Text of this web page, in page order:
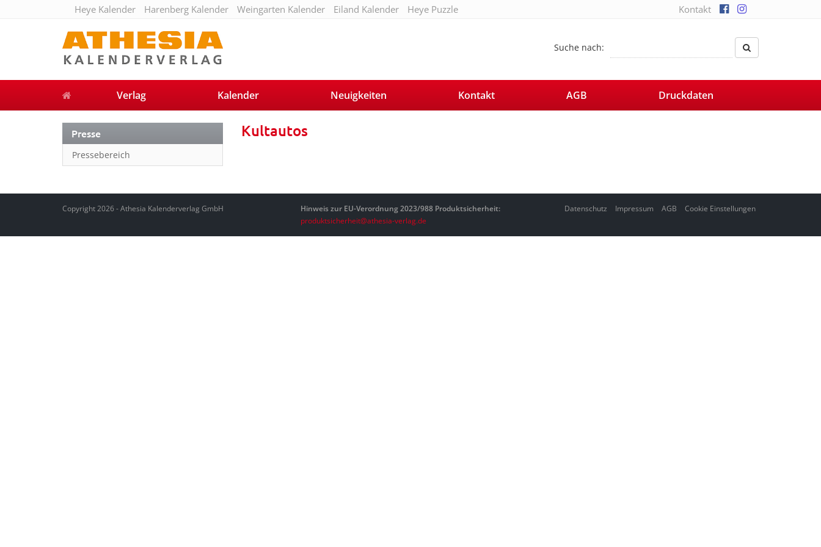
Heye Kalender Harenberg Kalender Weingarten Kalender Eiland Kalender Heye Puzzle Kontakt
Suche nach:
Verlag Kalender Neuigkeiten Kontakt AGB Druckdaten
Presse
Pressebereich
Kultautos
Copyright 2026 - Athesia Kalenderverlag GmbH
Hinweis zur EU-Verordnung 2023/988 Produktsicherheit:
produktsicherheit@athesia-verlag.de
Datenschutz Impressum AGB Cookie Einstellungen